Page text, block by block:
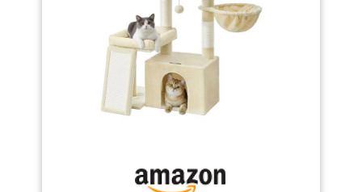
Les instructions
détaillées sont fournies
avec des illustrations
simples à suivre pour
faciliter l'assemblage.
latérale facilitent l’escalade, même les chats âgés ou à
mobilité réduite peuvent monter et observer leur
environnement [Facile à nettoyer] Poils, saleté et
résidus de litière… pas de panique : un rouleau anti-
poils ou un aspirateur suffisent pour les éliminer
facilement